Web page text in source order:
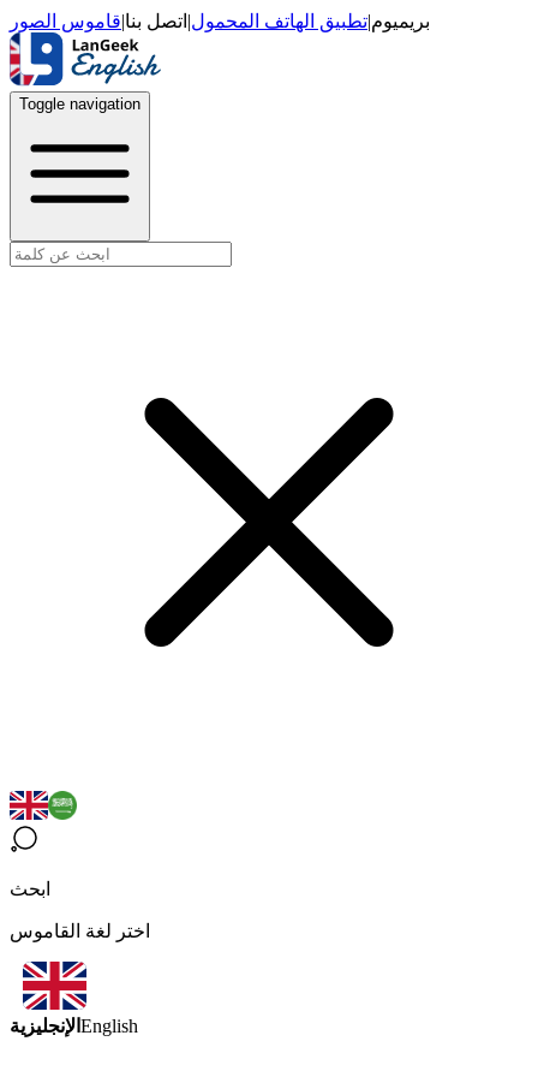
بريميوم|تطبيق الهاتف المحمول| اتصل بنا|قاموس الصور
Toggle navigation
ابحث
اختر لغة القاموس
الإنجليزية English